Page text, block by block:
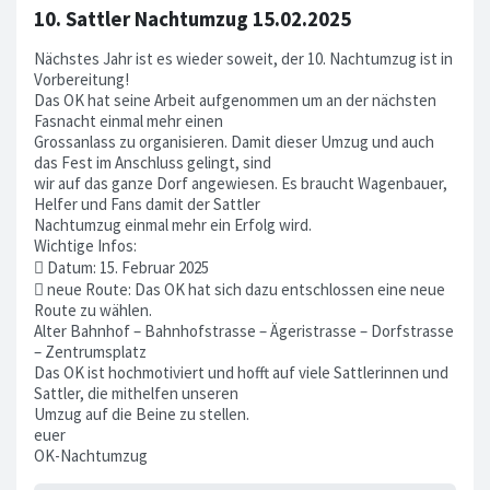
10. Sattler Nachtumzug 15.02.2025
Nächstes Jahr ist es wieder soweit, der 10. Nachtumzug ist in
Vorbereitung!
Das OK hat seine Arbeit aufgenommen um an der nächsten
Fasnacht einmal mehr einen
Grossanlass zu organisieren. Damit dieser Umzug und auch
das Fest im Anschluss gelingt, sind
wir auf das ganze Dorf angewiesen. Es braucht Wagenbauer,
Helfer und Fans damit der Sattler
Nachtumzug einmal mehr ein Erfolg wird.
Wichtige Infos:
 Datum: 15. Februar 2025
 neue Route: Das OK hat sich dazu entschlossen eine neue
Route zu wählen.
Alter Bahnhof – Bahnhofstrasse – Ägeristrasse – Dorfstrasse
– Zentrumsplatz
Das OK ist hochmotiviert und hofft auf viele Sattlerinnen und
Sattler, die mithelfen unseren
Umzug auf die Beine zu stellen.
euer
OK-Nachtumzug